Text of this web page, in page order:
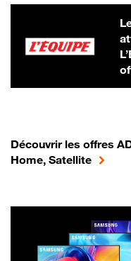
Découvrir les offres
Home, Satellite